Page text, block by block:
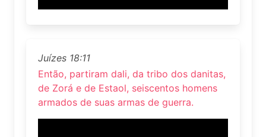
Juízes 18:11
Então, partiram dali, da tribo dos danitas,
de Zorá e de Estaol, seiscentos homens
armados de suas armas de guerra.